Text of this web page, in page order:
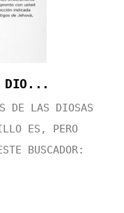
DIO...
DE LAS DIOSAS
ES, PERO
BUSCADOR: